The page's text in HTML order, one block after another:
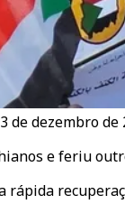
dezembro de
e feriu
rápida